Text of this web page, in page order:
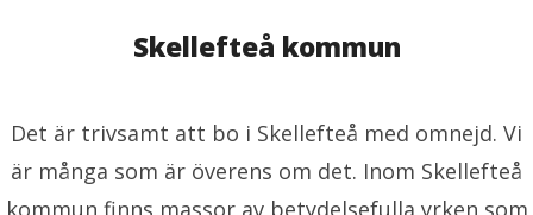
Skellefteå kommun
Det är trivsamt att bo i Skellefteå med omnejd. Vi
är många som är överens om det. Inom Skellefteå
kommun finns massor av betydelsefulla yrken som